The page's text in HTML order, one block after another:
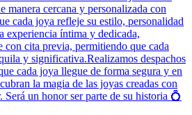
manera cercana y personalizada con
cada joya refleje su estilo, personalidad
experiencia íntima y dedicada,
con cita previa, permitiendo que cada
y significativa.Realizamos despachos
cada joya llegue de forma segura y en
la magia de las joyas creadas con
un honor ser parte de su historia 💍